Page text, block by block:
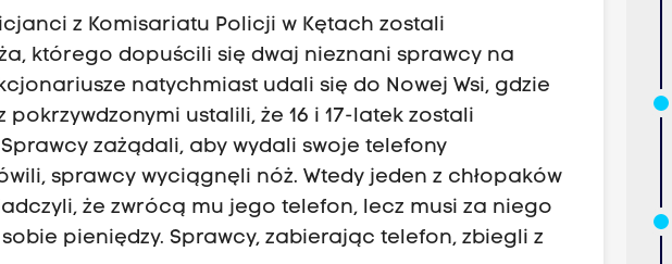
z Komisariatu Policji w Kętach zostali
którego dopuścili się dwaj nieznani sprawcy na
natychmiast udali się do Nowej Wsi, gdzie
ustalili, że 16 i 17-latek zostali
zażądali, aby wydali swoje telefony
sprawcy wyciągnęli nóż. Wtedy jeden z chłopaków
że zwrócą mu jego telefon, lecz musi za niego
sobie pieniędzy. Sprawcy, zabierając telefon, zbiegli z